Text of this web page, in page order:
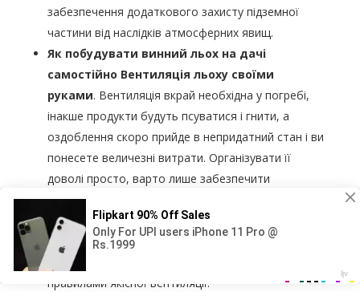
забезпечення додаткового захисту підземної
частини від наслідків атмосферних явищ.
Як побудувати винний льох на дачі
самостійно Вентиляція льоху своїми
руками. Вентиляція вкрай необхідна у погребі,
інакше продукти будуть псуватися і гнити, а
оздоблення скоро прийде в непридатний стан і ви
понесете величезні витрати. Організувати її
доволі просто, варто лише забезпечити
правильну циркуляцію повітря всередині льоху.
Для цього слід ввести в готове приміщення дві
труби на різному рівні від підлоги і на
протилежних стінах, коротше кажучи, за всіма
правилами якісної вентиляції.